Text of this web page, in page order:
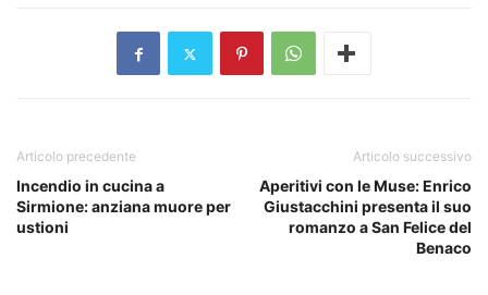
Articolo precedente
Incendio in cucina a
Sirmione: anziana muore per
ustioni
Articolo successivo
Aperitivi con le Muse: Enrico
Giustacchini presenta il suo
romanzo a San Felice del
Benaco